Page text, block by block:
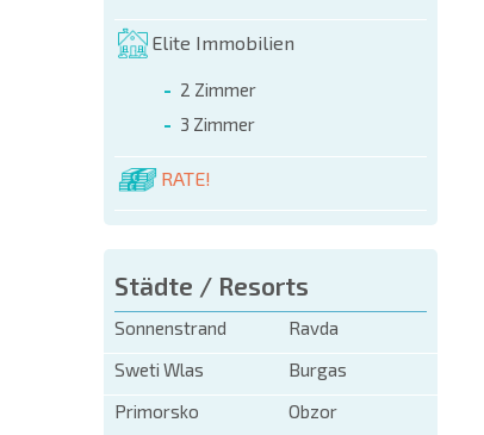
Elite Immobilien
2 Zimmer
3 Zimmer
RATE!
Städte / Resorts
Sonnenstrand
Ravda
Sweti Wlas
Burgas
Primorsko
Obzor